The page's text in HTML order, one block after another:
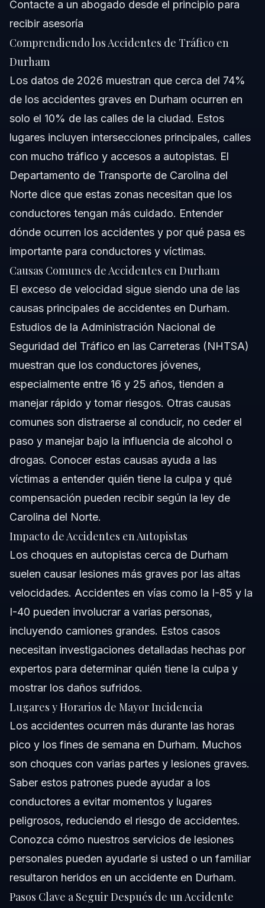
¿Cómo afectan los accidentes en autopistas de Durham
los reclamos por lesiones personales?
¿Cuándo debo contactar a un abogado de lesiones
personales tras un accidente en Durham?
Contacte a un abogado desde el principio para
recibir asesoría
Comprendiendo los Accidentes de Tráfico en
Durham
Los datos de 2026 muestran que cerca del 74%
de los accidentes graves en Durham ocurren en
solo el 10% de las calles de la ciudad. Estos
lugares incluyen intersecciones principales, calles
con mucho tráfico y accesos a autopistas. El
Departamento de Transporte de Carolina del
Norte dice que estas zonas necesitan que los
conductores tengan más cuidado. Entender
dónde ocurren los accidentes y por qué pasa es
importante para conductores y víctimas.
Causas Comunes de Accidentes en Durham
El exceso de velocidad sigue siendo una de las
causas principales de accidentes en Durham.
Estudios de la Administración Nacional de
Seguridad del Tráfico en las Carreteras (NHTSA)
muestran que los conductores jóvenes,
especialmente entre 16 y 25 años, tienden a
manejar rápido y tomar riesgos. Otras causas
comunes son distraerse al conducir, no ceder el
paso y manejar bajo la influencia de alcohol o
drogas. Conocer estas causas ayuda a las
víctimas a entender quién tiene la culpa y qué
compensación pueden recibir según la ley de
Carolina del Norte.
Impacto de Accidentes en Autopistas
Los choques en autopistas cerca de Durham
suelen causar lesiones más graves por las altas
velocidades. Accidentes en vías como la I-85 y la
I-40 pueden involucrar a varias personas,
incluyendo camiones grandes. Estos casos
necesitan investigaciones detalladas hechas por
expertos para determinar quién tiene la culpa y
mostrar los daños sufridos.
Lugares y Horarios de Mayor Incidencia
Los accidentes ocurren más durante las horas
pico y los fines de semana en Durham. Muchos
son choques con varias partes y lesiones graves.
Saber estos patrones puede ayudar a los
conductores a evitar momentos y lugares
peligrosos, reduciendo el riesgo de accidentes.
Conozca cómo nuestros servicios de lesiones
personales pueden ayudarle si usted o un familiar
resultaron heridos en un accidente en Durham.
Pasos Clave a Seguir Después de un Accidente